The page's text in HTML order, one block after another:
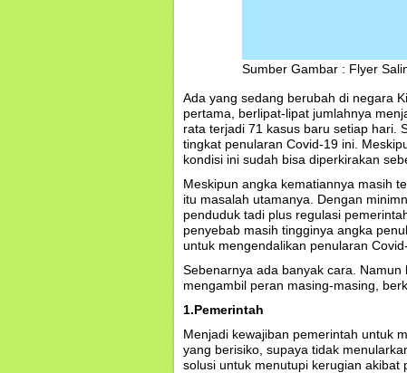
Sumber Gambar : Flyer
Ada yang sedang berubah di negara
pertama, berlipat-lipat jumlahnya
rata terjadi 71 kasus baru setiap hari.
tingkat penularan Covid-19 ini.
kondisi ini sudah bisa diperkirakan
Meskipun angka kematiannya masih
itu masalah utamanya. Dengan
penduduk tadi plus regulasi
penyebab masih tingginya angka
untuk mengendalikan penularan
Sebenarnya ada banyak cara.
mengambil peran masing-masing,
1.Pemerintah
Menjadi kewajiban pemerintah untuk
yang berisiko, supaya tidak
solusi untuk menutupi kerugian akibat